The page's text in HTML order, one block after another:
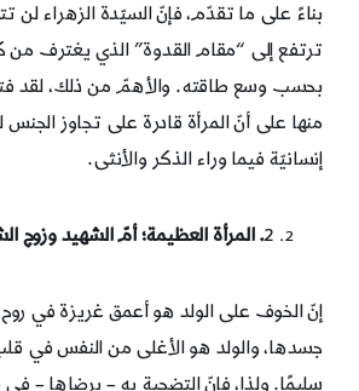
بناءً على ما تقدّم، فإنّ السيّدة الزهراء لن
ترتفع إلى “مقام القدوة” الذي يغترف من
بحسب وسع طاقته. والأهمّ من ذلك، لقد
منها على أنّ المرأة قادرة على تجاوز
إنسانيّة فيما وراء الذكر والأنثى.
2. المرأة العظيمة؛ أمّ الشهيد وزوج
إنّ الخوف على الولد هو أعمق غريزة في روح
جسدها، والولد هو الأغلى من النفس في
سليمًا. ولذا، فإنّ التضحية به – برضاها –